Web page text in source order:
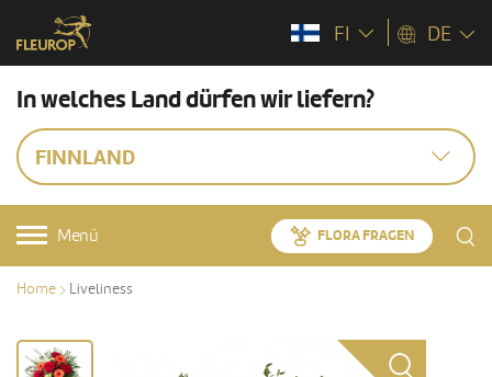
FI DE
In welches Land dürfen wir liefern?
FINNLAND
Menü FLORA FRAGEN
Home Liveliness